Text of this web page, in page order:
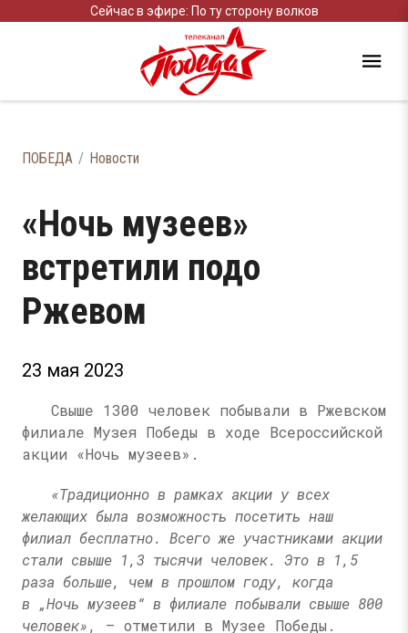
Сейчас в эфире: По ту сторону волков
ПОБЕДА Новости
«Ночь музеев»
встретили подо
Ржевом
23 мая 2023
Свыше 1300 человек побывали в Ржевском
филиале Музея Победы в ходе Всероссийской
акции «Ночь музеев».
«Традиционно в рамках акции у всех
желающих была возможность посетить наш
филиал бесплатно. Всего же участниками акции
стали свыше 1,3 тысячи человек. Это в 1,5
раза больше, чем в прошлом году, когда
в „Ночь музеев“ в филиале побывали свыше 800
человек», — отметили в Музее Победы.